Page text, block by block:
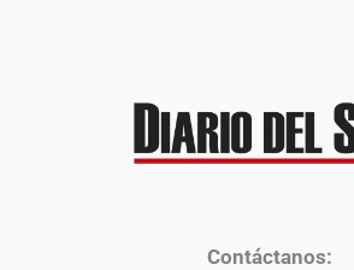
Contáctanos: